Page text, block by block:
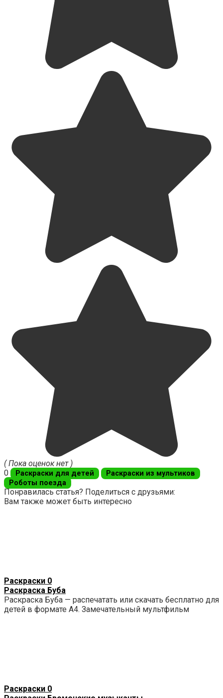
( Пока оценок нет )
0
Раскраски для детей
Раскраски из мультиков
Роботы поезда
Понравилась статья? Поделиться с друзьями:
Вам также может быть интересно
Раскраски 0
Раскраска Буба
Раскраска Буба — распечатать или скачать бесплатно для
детей в формате А4. Замечательный мультфильм
Раскраски 0